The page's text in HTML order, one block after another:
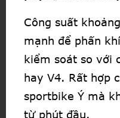
Công suất
mạnh để phấn
kiểm soát so với
hay V4. Rất hợp
sportbike Ý mà
từ phút đầu.